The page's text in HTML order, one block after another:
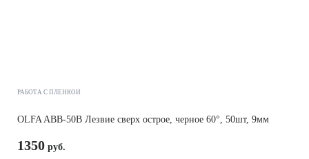
РАБОТА С ПЛЕНКОЙ
OLFA ABB-50B Лезвие сверх острое, черное 60°, 50шт, 9мм
1350